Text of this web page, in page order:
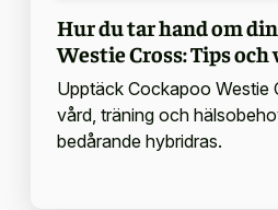
Hur du tar hand om
Westie Cross: Tips
Upptäck Cockapoo Westie
vård, träning och
bedårande hybridras.